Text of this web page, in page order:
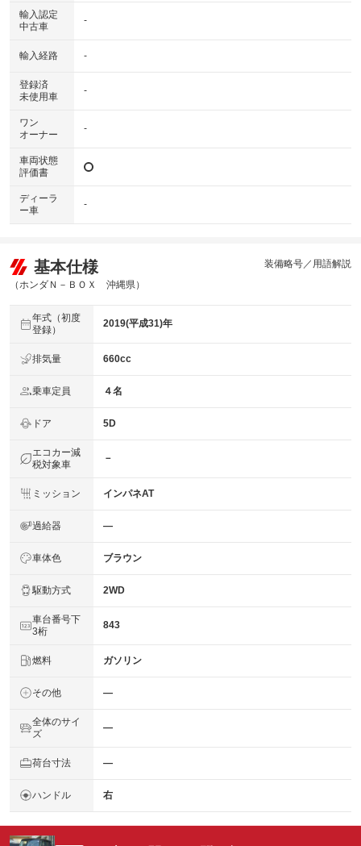
輸入認定
中古車
-
輸入経路 -
登録済
未使用車
-
ワン
オーナー
-
車両状態
評価書
ディーラ
ー車
-
基本仕様
（ホンダＮ－ＢＯＸ 沖縄県）
装備略号／用語解説
年式（初度
登録）
2019(平成31)年
排気量 660cc
乗車定員 ４名
ドア 5D
エコカー減
税対象車
－
ミッション インパネAT
過給器 ―
車体色 ブラウン
駆動方式 2WD
車台番号下
3桁
843
燃料 ガソリン
その他 ―
全体のサイ
ズ
―
荷台寸法 ―
ハンドル 右